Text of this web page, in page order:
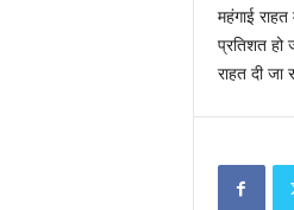
महंगाई
प्रतिशत हो
राहत दी जा